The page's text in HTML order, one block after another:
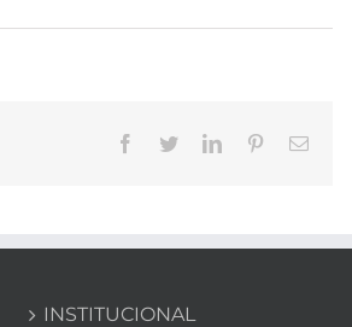
Facebook
TwitterLinkedInPinterestCorreo
INSTITUCIONAL